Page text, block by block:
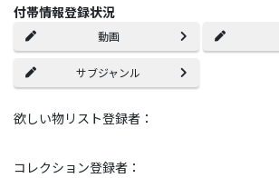
付帯情報登録状況
動画
サブジャンル
欲しい物リスト登録者：
コレクション登録者：